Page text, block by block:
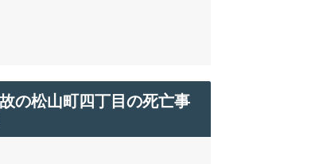
の松山町四丁目の死亡事